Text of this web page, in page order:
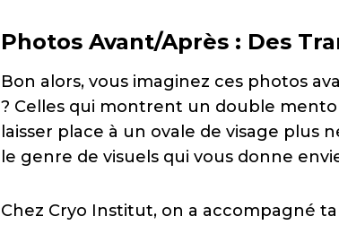
Photos Avant/Après : Des
Bon alors, vous imaginez ces photos
? Celles qui montrent un double
laisser place à un ovale de visage plus
le genre de visuels qui vous donne
Chez Cryo Institut, on a accompagné